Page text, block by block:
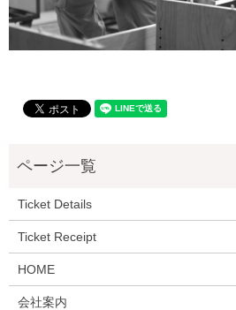
Ticket Details
Ticket Receipt
HOME
会社案内